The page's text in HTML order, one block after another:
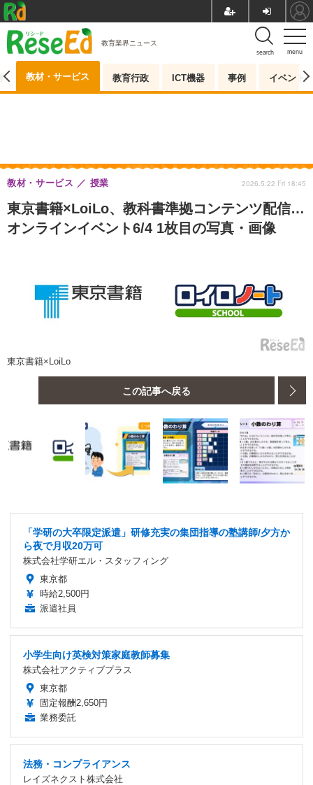
menu
search
教育業界ニュース
教材・サービス 教育行政 ICT機器 事例 イベント
東京書籍×LoiLo、教科書準拠コンテンツ配信…
オンラインイベント6/4 1枚目の写真・画像
教材・サービス 授業 2026.5.22 Fri 18:45
東京書籍×LoiLo
この記事へ戻る
「学研の大卒限定派遣」研修充実の集団指導の塾講師/夕方か
ら夜で月収20万可
株式会社学研エル・スタッフィング
東京都
時給2,500円
派遣社員
小学生向け英検対策家庭教師募集
株式会社アクティブプラス
東京都
固定報酬2,650円
業務委託
法務・コンプライアンス
レイズネクスト株式会社